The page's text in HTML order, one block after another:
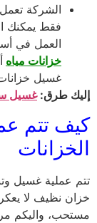
الشركة
فقط يمكنك
العمل في
خزانات مياه
غسيل
إليك طرق:غسيل
كيف تتم
الخزانات
تتم عملية غسيل
خزان نظيف لا يعكر
مستحب، واليكم